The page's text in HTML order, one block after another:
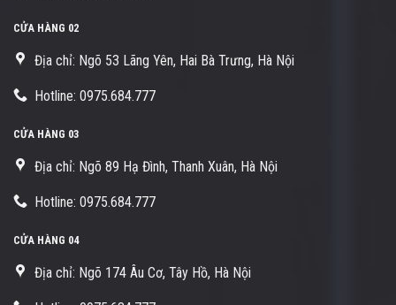
CỬA HÀNG 02
Địa chỉ: Ngõ 53 Lãng Yên, Hai Bà Trưng, Hà Nội
Hotline: 0975.684.777
CỬA HÀNG 03
Địa chỉ: Ngõ 89 Hạ Đình, Thanh Xuân, Hà Nội
Hotline: 0975.684.777
CỬA HÀNG 04
Địa chỉ: Ngõ 174 Âu Cơ, Tây Hồ, Hà Nội